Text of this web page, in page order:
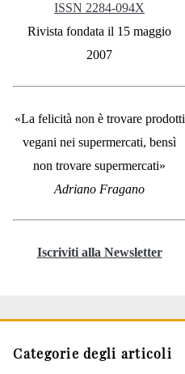
ISSN 2284-094X
Rivista fondata il 15 maggio
2007
«La felicità non è trovare prodotti
vegani nei supermercati, bensì
non trovare supermercati»
Adriano Fragano
Iscriviti alla Newsletter
Categorie degli articoli